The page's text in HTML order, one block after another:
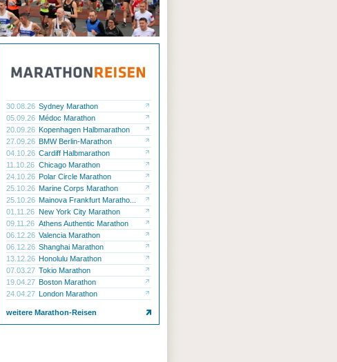
30.08.26 Sydney Marathon
05.09.26 Médoc Marathon
20.09.26 Kopenhagen Halbmarathon
27.09.26 BMW Berlin-Marathon
04.10.26 Cardiff Halbmarathon
11.10.26 Chicago Marathon
24.10.26 Polar Circle Marathon
25.10.26 Marine Corps Marathon
25.10.26 Mainova Frankfurt Maratho...
01.11.26 New York City Marathon
09.11.26 Athens Authentic Marathon
06.12.26 Valencia Marathon
06.12.26 Shanghai Marathon
13.12.26 Honolulu Marathon
07.03.27 Tokio Marathon
19.04.27 Boston Marathon
24.04.27 London Marathon
weitere Marathon-Reisen